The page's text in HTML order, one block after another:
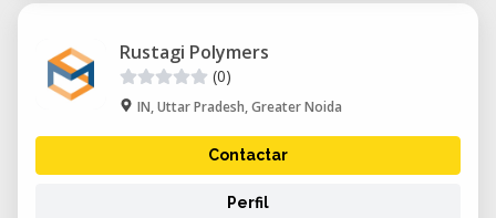
Rustagi Polymers
(0)
IN, Uttar Pradesh, Greater Noida
Contactar
Perfil